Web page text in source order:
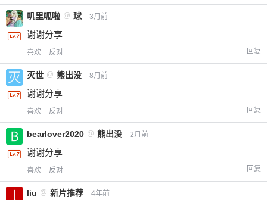
叽里呱啦 @ 球 3月前
谢谢分享
喜欢 反对 回复
灭世 @ 熊出没 8月前
谢谢分享
喜欢 反对 回复
bearlover2020 @ 熊出没 2月前
谢谢分享
喜欢 反对 回复
liu @ 新片推荐 4年前